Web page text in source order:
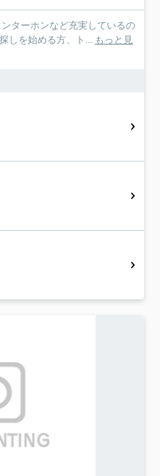
ターホンなど充実しているの
しを始める方、ト... もっと見